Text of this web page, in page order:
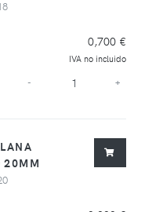
0,700 €
IVA no incluido
- +
20MM